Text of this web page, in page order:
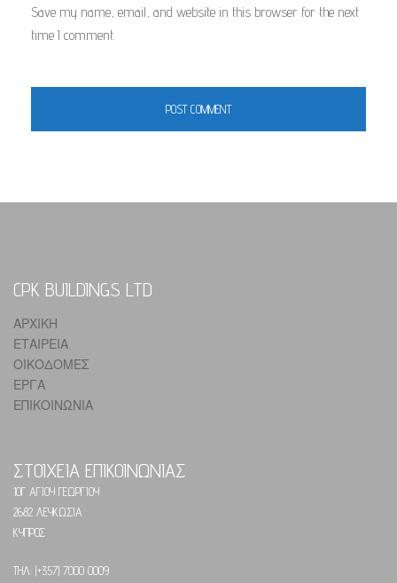
Save my name, email, and website in this browser for the next
time I comment.
CPK BUILDINGS LTD
ΑΡΧΙΚΗ
ΕΤΑΙΡΕΙΑ
ΟΙΚΟΔΟΜΕΣ
ΕΡΓΑ
ΕΠΙΚΟΙΝΩΝΙΑ
ΣΤΟΙΧΕΙΑ ΕΠΙΚΟΙΝΩΝΙΑΣ
10Γ ΑΓΙΟΥ ΓΕΩΡΓΙΟΥ
2682 ΛΕΥΚΩΣΙΑ
ΚΥΠΡΟΣ
ΤΗΛ: (+357) 7000 0009